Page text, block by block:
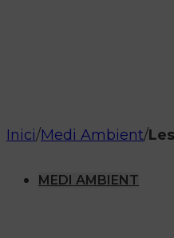
Inici/Medi Ambient/
MEDI AMBIENT